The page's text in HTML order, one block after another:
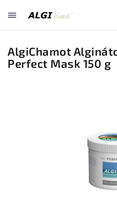
AlgiChamot
Perfect Mask 150 g